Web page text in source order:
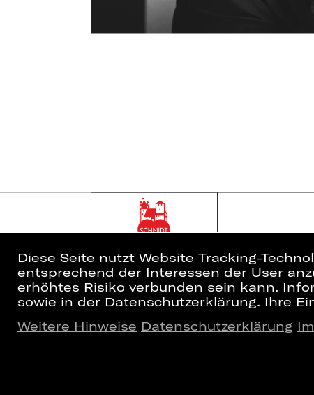
Home
Newsletter
Diese Seite nutzt Website Tracking-
entsprechend der Interessen der User
erhöhtes Risiko verbunden sein kann.
sowie in der Datenschutzerklärung. Ihre
Weitere Hinweise Datenschutzerklärung